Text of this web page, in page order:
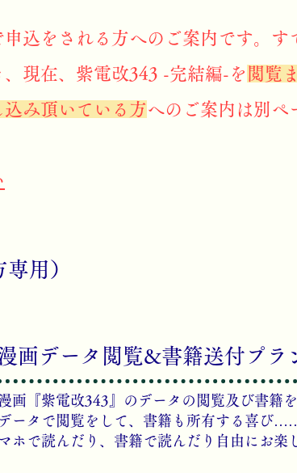
込をされる方へのご案内です。す
現在、紫電改343 -完結編-を 閲覧ま
み頂いている方へのご案内は別ペ
専用）
画データ閲覧&書籍送付プラ
画『紫電改343』のデータの閲覧及び書籍
データで閲覧をして、書籍も所有する喜び
マホで読んだり、書籍で読んだり自由にお楽